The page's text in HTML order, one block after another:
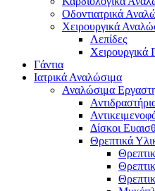
Οδοντιατρικά
Χειρουργικά
Λεπίδες
Χειρουργικά
Γάντια
Ιατρικά Αναλώσιμα
Αναλώσιμα
Δίσκοι
Θρεπτικά